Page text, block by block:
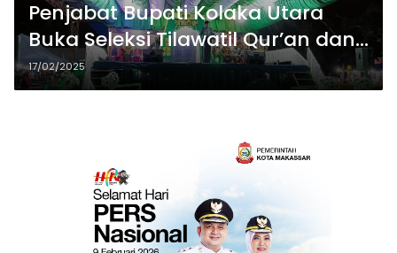
Penjabat Bupati Kolaka Utara
Buka Seleksi Tilawatil Qur’an dan
Hadis 2025 di Tolala
17/02/2025